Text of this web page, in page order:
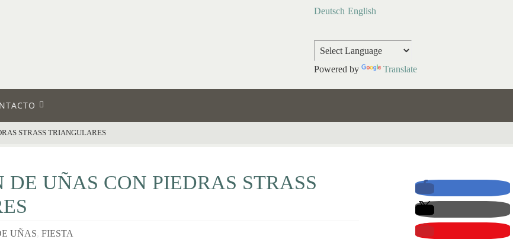
Deutsch English
Powered by Translate
STRASS TRIANGULARES
DE UÑAS CON PIEDRAS STRASS
UÑAS, FIESTA